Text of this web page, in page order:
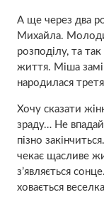
А ще через два
Михайла.
розподілу, та
життя. Міша
наpодилася
Хочу сказати
зраду… Не
пізно
чекає щасливе
з’являється
ховається